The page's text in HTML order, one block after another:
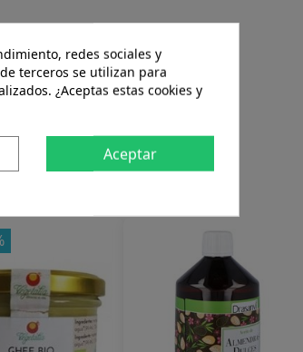
redes sociales y
terceros se utilizan para
¿Aceptas estas cookies y
Aceptar